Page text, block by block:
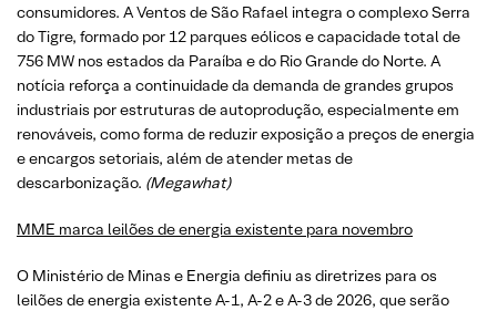
consumidores. A Ventos de São Rafael integra o complexo Serra
do Tigre, formado por 12 parques eólicos e capacidade total de
756 MW nos estados da Paraíba e do Rio Grande do Norte. A
notícia reforça a continuidade da demanda de grandes grupos
industriais por estruturas de autoprodução, especialmente em
renováveis, como forma de reduzir exposição a preços de energia
e encargos setoriais, além de atender metas de
descarbonização. (Megawhat)
MME marca leilões de energia existente para novembro
O Ministério de Minas e Energia definiu as diretrizes para os
leilões de energia existente A-1, A-2 e A-3 de 2026, que serão